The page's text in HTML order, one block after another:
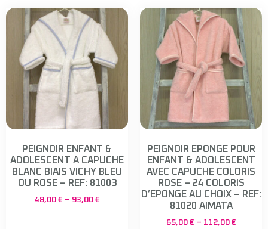
PEIGNOIR ENFANT &
ADOLESCENT A CAPUCHE
BLANC BIAIS VICHY BLEU
OU ROSE – REF: 81003
48,00 € – 93,00 €
PEIGNOIR EPONGE POUR
ENFANT & ADOLESCENT
AVEC CAPUCHE COLORIS
ROSE – 24 COLORIS
D’EPONGE AU CHOIX – REF:
81020 AIMATA
65,00 € – 112,00 €